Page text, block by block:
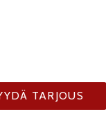
TARJOUS